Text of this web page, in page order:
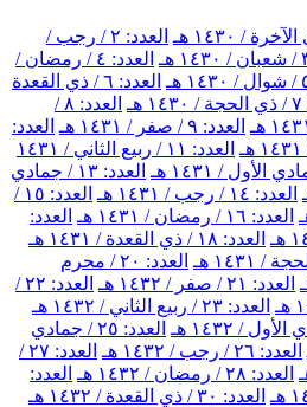
العدد: ٢ / رجب /
العدد: ٤ / رمضان /
العدد: ٦ / ذي القعدة
العدد: ٨ /
العدد: ٩ / صفر / ١٤٣١ هـ
العدد:
العدد: ١١ / ربيع الثاني / ١٤٣١
العدد: ١٣ / جمادي
العدد: ١٤ / رجب / ١٤٣١ هـ
العدد: ١٥ /
العدد: ١٦ / رمضان / ١٤٣١ هـ
العدد:
العدد: ١٨ / ذي القعدة / ١٤٣١ هـ
العدد: ٢٠ / محرم
العدد: ٢١ / صفر / ١٤٣٢ هـ
العدد: ٢٢ /
العدد: ٢٣ / ربيع الثاني / ١٤٣٢ هـ
العدد: ٢٥ / جمادي
العدد: ٢٦ / رجب / ١٤٣٢ هـ
العدد: ٢٧ /
العدد: ٢٨ / رمضان / ١٤٣٢ هـ
العدد:
العدد: ٣٠ / ذي القعدة / ١٤٣٢ هـ